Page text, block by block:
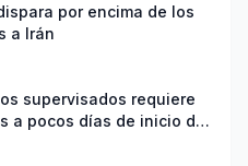
por encima de los
a Irán
supervisados requiere
a pocos días de inicio del